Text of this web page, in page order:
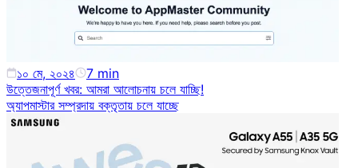
১০ মে, ২০২৪ 7 min
উত্তেজনাপূর্ণ খবর: আমরা আলোচনায় চলে যাচ্ছি!
অ্যাপমাস্টার সম্প্রদায় বক্তৃতায় চলে যাচ্ছে